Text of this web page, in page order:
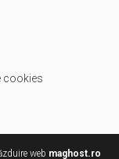
cookies
web maghost.ro